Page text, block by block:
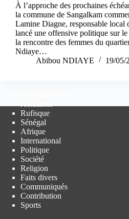
À l’approche des prochaines
la commune de Sangalkam
Lamine Diagne, responsable local
lancé une offensive politique sur
la rencontre des femmes du
Ndiaye…
Abibou NDIAYE
19/05/
Rufisque
Sénégal
Afrique
International
Politique
Société
Religion
Faits divers
Communiqués
Contribution
Sports